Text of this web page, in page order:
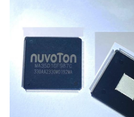
সংযোগকারী
পাওয়ার ম্যানেজমেন্ট চিপ